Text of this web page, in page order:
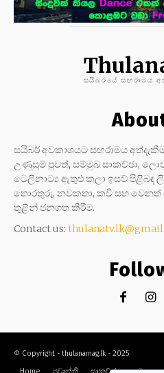
සයිබරයේ සඟරාමය
සයිබර් අවකාශයට සඟරාමය
උණුසුම් පුවත්, සම්මුඛ සාකච්ඡා, ලොව
ටෙලිනාට්‍ය ඇතුළු කලා ඉසව් පිළිබඳ
තොරතුරු, නවකතා, කවි සහ වෙනත්
තුළින් ජනගත කිරීම.
Contact us:
© Copyright - thulanamag.lk - 2025
Home
ප්‍රවෘත්ති සාකච්ඡා නවකතා